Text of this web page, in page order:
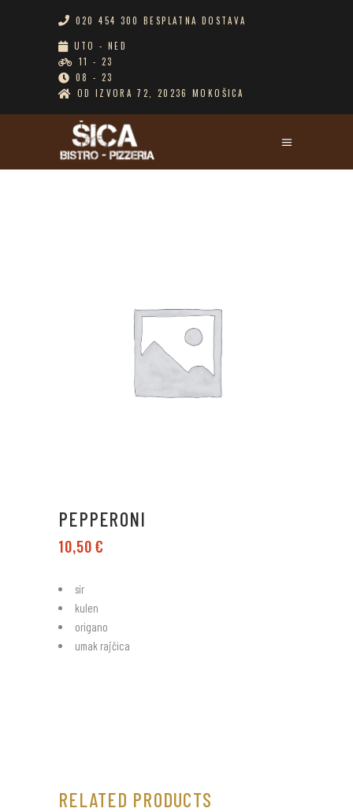
020 454 300 BESPLATNA DOSTAVA
UTO - NED
11 - 23
08 - 23
OD IZVORA 72, 20236 MOKOŠICA
PEPPERONI
10,50€
sir
kulen
origano
umak rajčica
RELATED PRODUCTS